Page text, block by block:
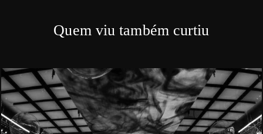
Quem viu também curtiu